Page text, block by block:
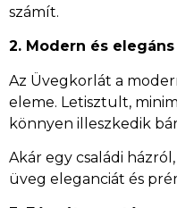
számít.
2. Modern és
Az Üvegkorlát a
eleme. Letisztult,
könnyen illeszkedik
Akár egy családi
üveg eleganciát és